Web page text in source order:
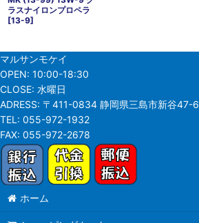
ラスナイロンプロペラ
[13-9]
マルサンモケイ
OPEN: 10:00-18:30
CLOSE: 水曜日
ADRESS: 〒411-0834 静岡県三島市新谷47-6
TEL: 055-972-1932
FAX: 055-972-2678
ホーム